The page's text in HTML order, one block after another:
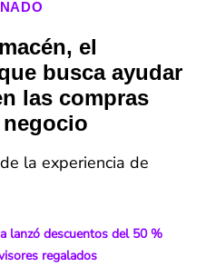
el
busca ayudar
las compras
la experiencia de
lanzó descuentos del 50 %
regalados